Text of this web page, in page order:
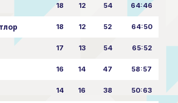
18 12 54 64:46
18 12 52 64:50
17 13 54 65:52
16 14 47 58:57
14 16 38 50:63